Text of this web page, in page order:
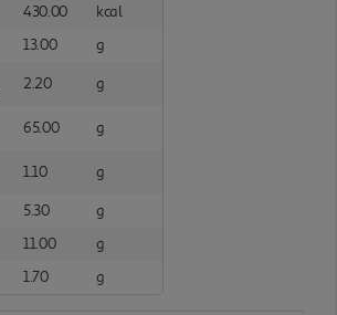
430.00
kcal
13.00
g
2.20
g
65.00
g
1.10 g
5.30
g
11.00
g
1.70 g